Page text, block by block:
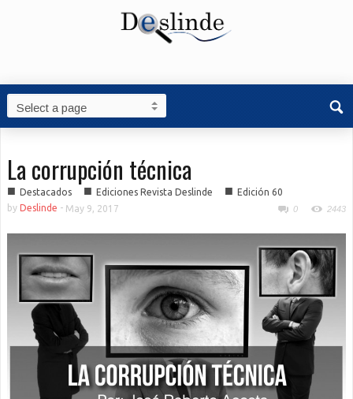
La corrupción técnica
■ Destacados ■ Ediciones Revista Deslinde ■ Edición 60
by Deslinde - May 9, 2017 0 2443